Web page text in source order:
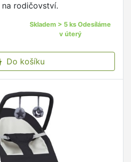
rodičovství.
Skladem > 5 ks Odesíláme
v úterý
Do košíku